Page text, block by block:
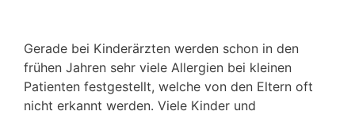
Gerade bei Kinderärzten werden schon in den
frühen Jahren sehr viele Allergien bei kleinen
Patienten festgestellt, welche von den Eltern oft
nicht erkannt werden. Viele Kinder und